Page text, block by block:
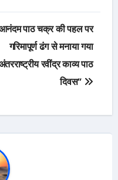
पाठ चक्र की पहल पर
गरिमापूर्ण ढंग से मनाया गया
रवींद्र काव्य पाठ
दिवस”